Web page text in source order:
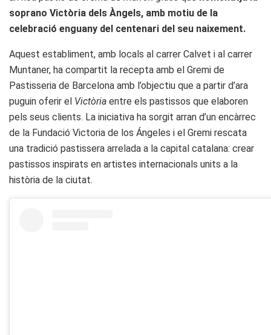
soprano Victòria dels Àngels, amb motiu de la
celebració enguany del centenari del seu naixement.
Aquest establiment, amb locals al carrer Calvet i al carrer
Muntaner, ha compartit la recepta amb el Gremi de
Pastisseria de Barcelona amb l’objectiu que a partir d’ara
puguin oferir el Victòria entre els pastissos que elaboren
pels seus clients. La iniciativa ha sorgit arran d’un encàrrec
de la Fundació Victoria de los Ángeles i el Gremi rescata
una tradició pastissera arrelada a la capital catalana: crear
pastissos inspirats en artistes internacionals units a la
història de la ciutat.